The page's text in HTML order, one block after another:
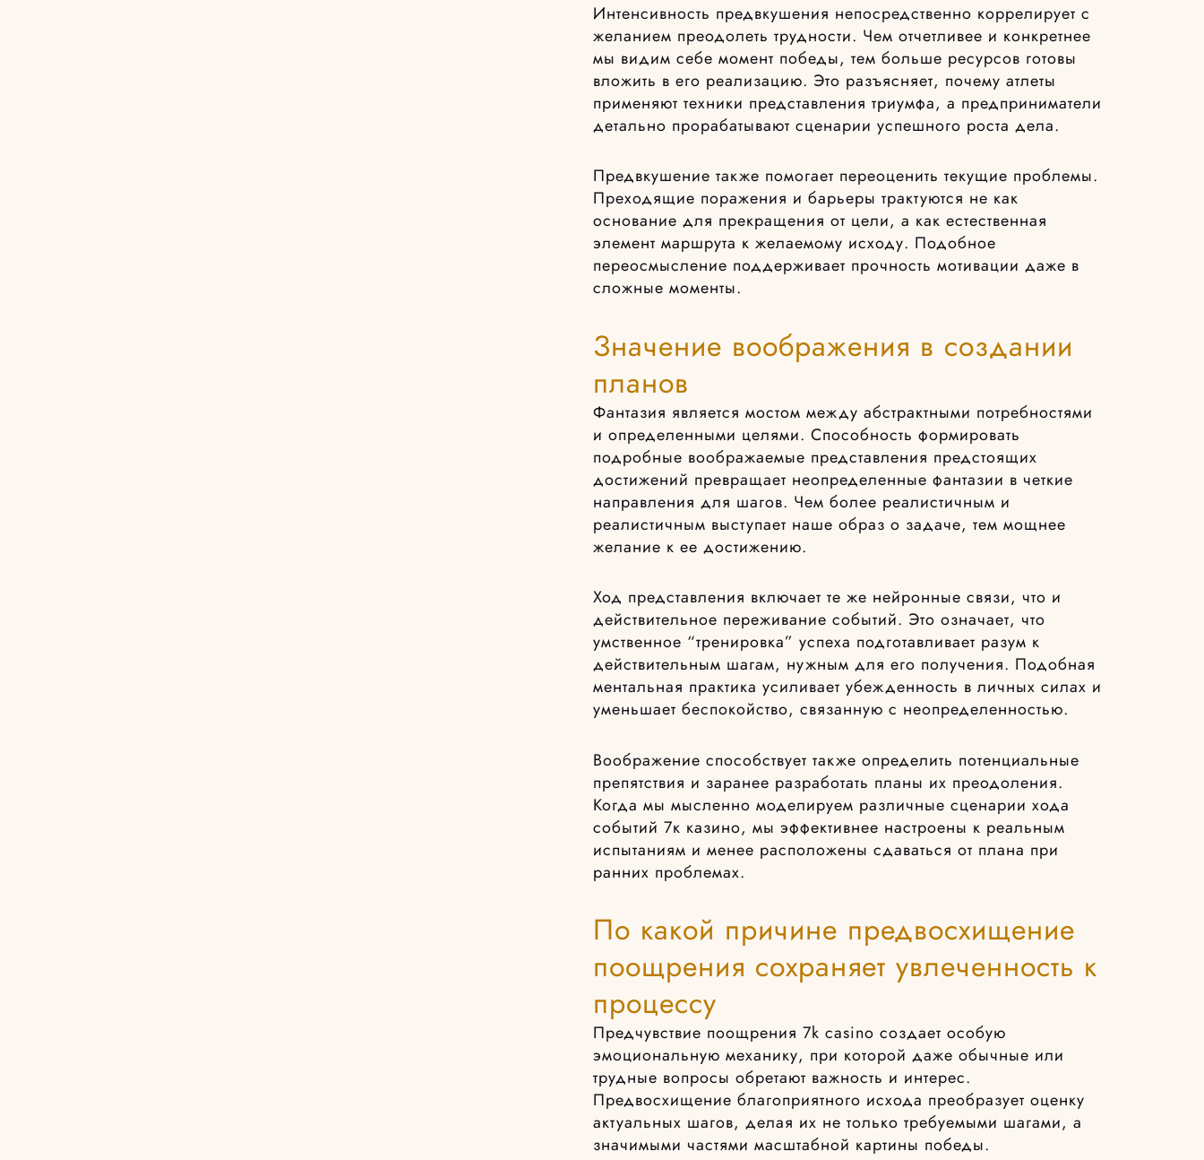
Интенсивность предвкушения непосредственно коррелирует с
желанием преодолеть трудности. Чем отчетливее и конкретнее
мы видим себе момент победы, тем больше ресурсов готовы
вложить в его реализацию. Это разъясняет, почему атлеты
применяют техники представления триумфа, а предприниматели
детально прорабатывают сценарии успешного роста дела.
Предвкушение также помогает переоценить текущие проблемы.
Преходящие поражения и барьеры трактуются не как
основание для прекращения от цели, а как естественная
элемент маршрута к желаемому исходу. Подобное
переосмысление поддерживает прочность мотивации даже в
сложные моменты.
Значение воображения в создании
планов
Фантазия является мостом между абстрактными потребностями
и определенными целями. Способность формировать
подробные воображаемые представления предстоящих
достижений превращает неопределенные фантазии в четкие
направления для шагов. Чем более реалистичным и
реалистичным выступает наше образ о задаче, тем мощнее
желание к ее достижению.
Ход представления включает те же нейронные связи, что и
действительное переживание событий. Это означает, что
умственное “тренировка” успеха подготавливает разум к
действительным шагам, нужным для его получения. Подобная
ментальная практика усиливает убежденность в личных силах и
уменьшает беспокойство, связанную с неопределенностью.
Воображение способствует также определить потенциальные
препятствия и заранее разработать планы их преодоления.
Когда мы мысленно моделируем различные сценарии хода
событий 7к казино, мы эффективнее настроены к реальным
испытаниям и менее расположены сдаваться от плана при
ранних проблемах.
По какой причине предвосхищение
поощрения сохраняет увлеченность к
процессу
Предчувствие поощрения 7k casino создает особую
эмоциональную механику, при которой даже обычные или
трудные вопросы обретают важность и интерес.
Предвосхищение благоприятного исхода преобразует оценку
актуальных шагов, делая их не только требуемыми шагами, а
значимыми частями масштабной картины победы.